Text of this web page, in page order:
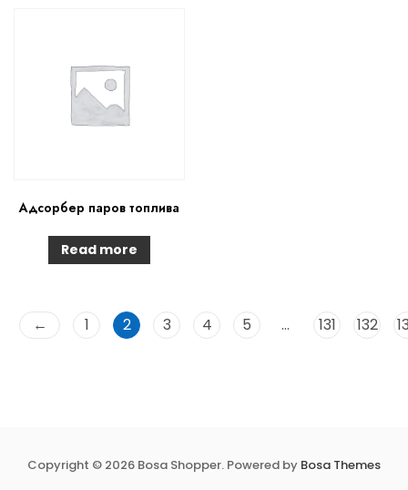
Адсорбер паров топлива
Read more
← 1 2 3 4 5 … 131 132
Copyright © 2026 Bosa Shopper. Powered by Bosa Themes